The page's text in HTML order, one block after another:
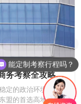
抢占RCEP红利：马来西亚工业园商务考察全攻略（附推荐企业名单）！
定的政治环境、完善
盟的首选高地。2026
能定制考察行程吗？